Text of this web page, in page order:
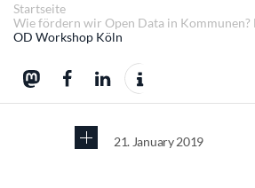
Startseite
Wie fördern wir Open Data in Kommunen?
OD Workshop Köln
21. January 2019